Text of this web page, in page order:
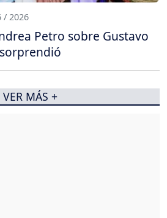
/ 2026
Petro sobre Gustavo
VER MÁS +